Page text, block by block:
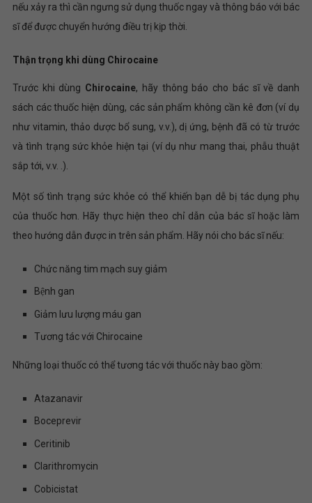
nếu xảy ra thì cần ngưng sử dụng thuốc ngay và thông báo với bác
sĩ để được chuyển hướng điều trị kịp thời.
Thận trọng khi dùng Chirocaine
Trước khi dùng Chirocaine, hãy thông báo cho bác sĩ về danh
sách các thuốc hiện dùng, các sản phẩm không cần kê đơn (ví dụ
như vitamin, thảo dược bổ sung, v.v.), dị ứng, bệnh đã có từ trước
và tình trạng sức khỏe hiện tại (ví dụ như mang thai, phẫu thuật
sắp tới, v.v. .).
Một số tình trạng sức khỏe có thể khiến bạn dễ bị tác dụng phụ
của thuốc hơn. Hãy thực hiện theo chỉ dẫn của bác sĩ hoặc làm
theo hướng dẫn được in trên sản phẩm. Hãy nói cho bác sĩ nếu:
Chức năng tim mạch suy giảm
Bệnh gan
Giảm lưu lượng máu gan
Tương tác với Chirocaine
Những loại thuốc có thể tương tác với thuốc này bao gồm:
Atazanavir
Boceprevir
Ceritinib
Clarithromycin
Cobicistat